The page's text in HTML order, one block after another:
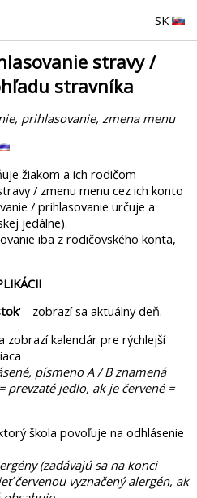
SK
stravy /
stravníka
prihlasovanie, zmena menu
žiakom a ich rodičom
/ zmenu menu cez ich konto
/ prihlasovanie určuje a
jedálne).
iba z rodičovského konta,
' - zobrazí sa aktuálny deň.
zobrazí kalendár pre rýchlejší
písmeno A / B znamená
prevzaté jedlo, ak je červené =
škola povoľuje na odhlásenie
(zadávajú sa na konci
červenou vyznačený alergén, ak